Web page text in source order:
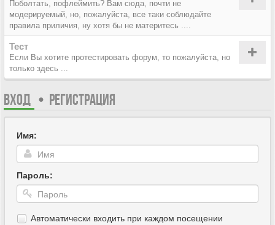
Поболтать, пофлеймить? Вам сюда, почти не
модерируемый, но, пожалуйста, все таки соблюдайте
правила приличия, ну хотя бы не материтесь ....
Тест
Если Вы хотите протестировать форум, то пожалуйста, но
только здесь ...
ВХОД • РЕГИСТРАЦИЯ
Имя:
Пароль:
Автоматически входить при каждом посещении